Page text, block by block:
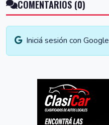
COMENTARIOS (0)
Iniciá sesión con Google